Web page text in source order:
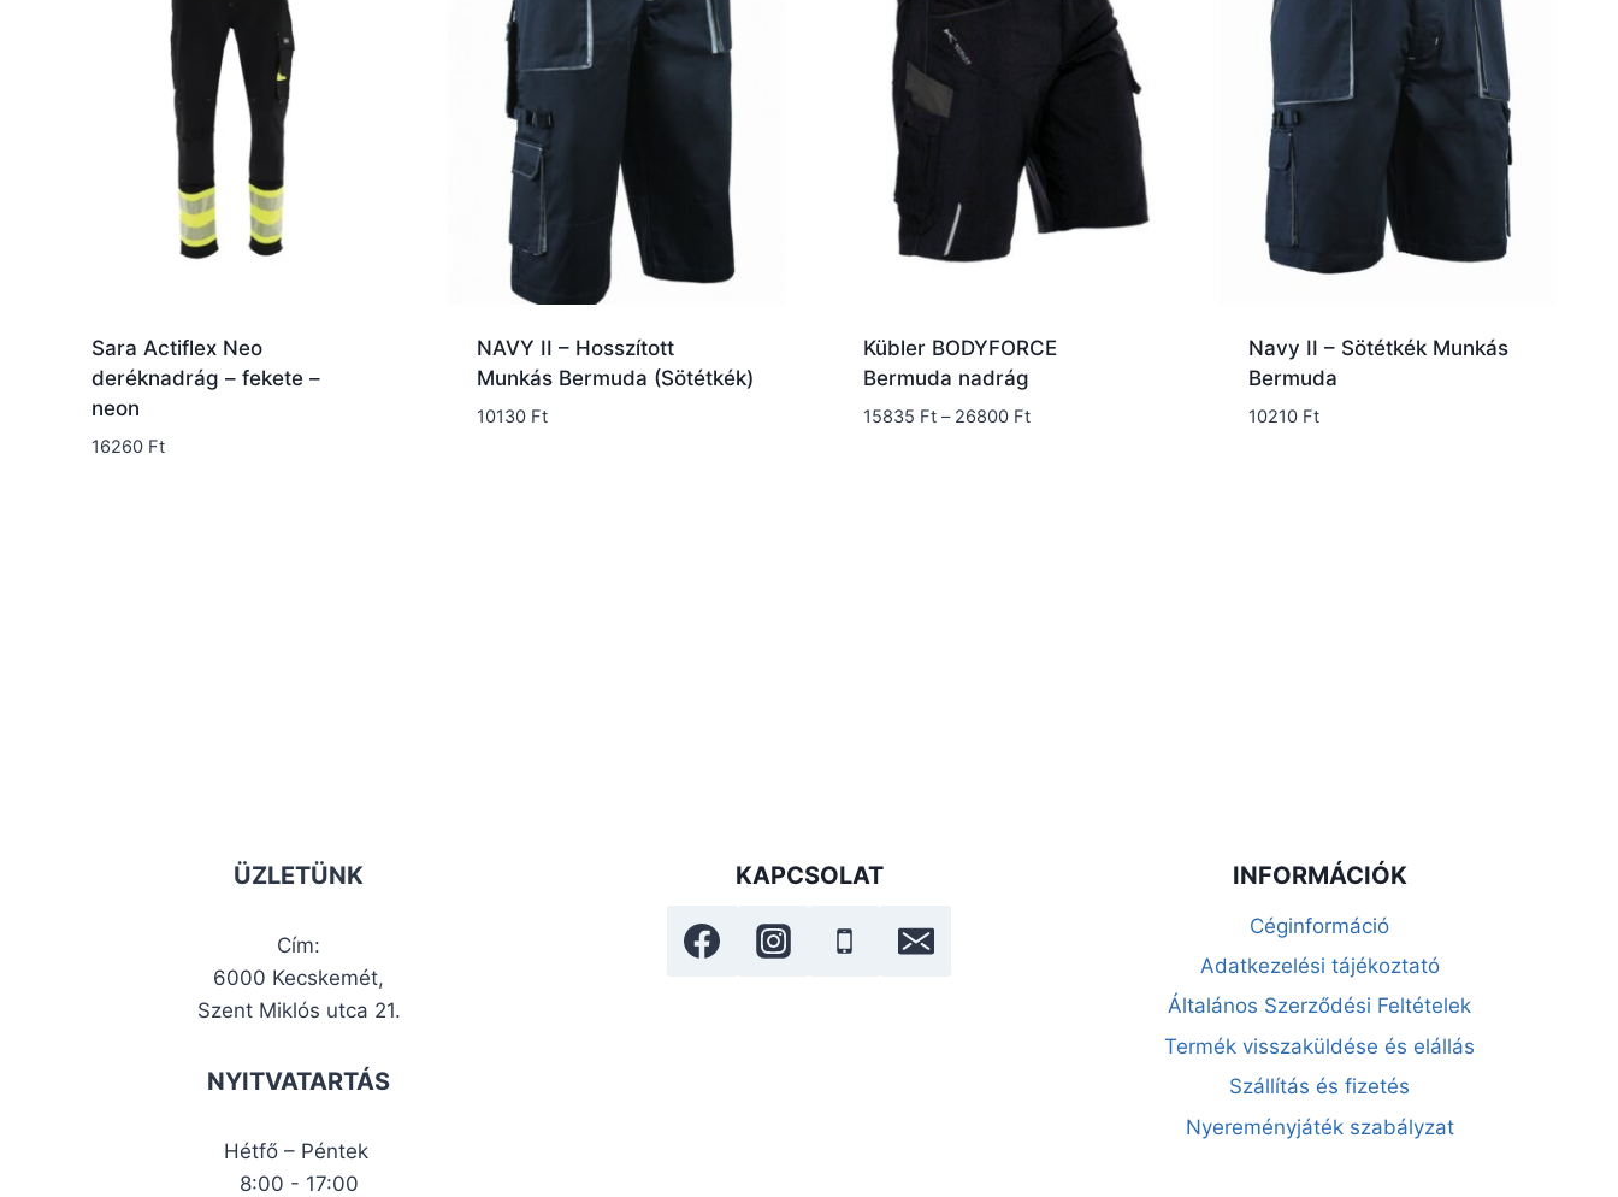
Sara Actiflex Neo
deréknadrág – fekete –
neon
16260 Ft
NAVY II – Hosszított
Munkás Bermuda (Sötétkék)
10130 Ft
Kübler BODYFORCE
Bermuda nadrág
15835 Ft – 26800 FtÁrtartomány:
Navy II – Sötétkék Munkás
Bermuda
10210 Ft
ÜZLETÜNK
Cím:
6000 Kecskemét,
Szent Miklós utca 21.
NYITVATARTÁS
Hétfő – Péntek
8:00 - 17:00
KAPCSOLAT INFORMÁCIÓK
Céginformáció
Adatkezelési tájékoztató
Általános Szerződési Feltételek
Termék visszaküldése és elállás
Szállítás és fizetés
Nyereményjáték szabályzat